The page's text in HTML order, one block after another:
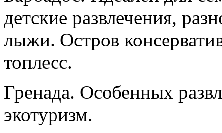
детские развлечения,
лыжи. Остров
топлесс.
Гренада. Особенных
экотуризм.